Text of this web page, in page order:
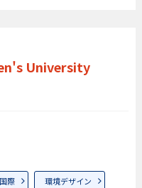
University
国際 環境デザイン